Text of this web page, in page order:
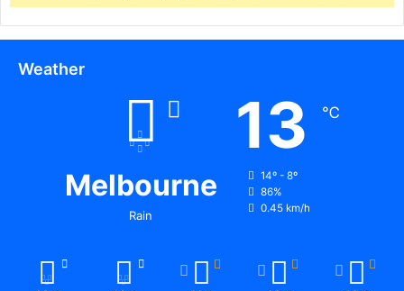
Weather
Melbourne
Rain
13 ℃
14º - 8º
86%
0.45 km/h